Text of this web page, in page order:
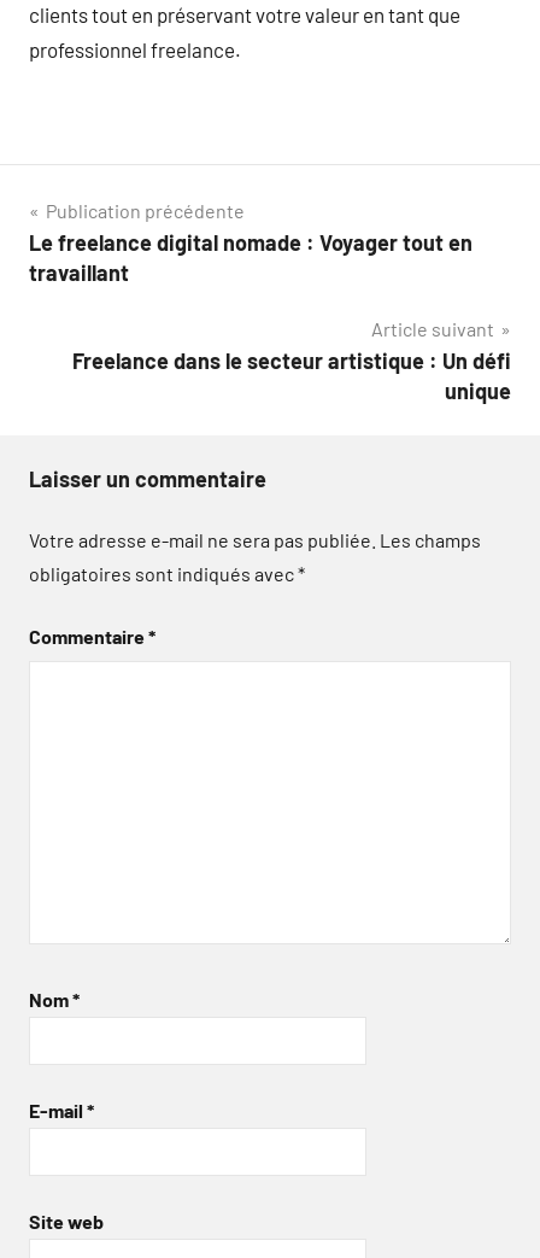
clients tout en préservant votre valeur en tant que
professionnel freelance.
Navigation
de
Publication précédente
Le freelance digital nomade : Voyager tout en
travaillant
Article suivant
Freelance dans le secteur artistique : Un défi
unique
Laisser un commentaire
Votre adresse e-mail ne sera pas publiée. Les champs
obligatoires sont indiqués avec*
Commentaire*
Nom*
E-mail *
Site web